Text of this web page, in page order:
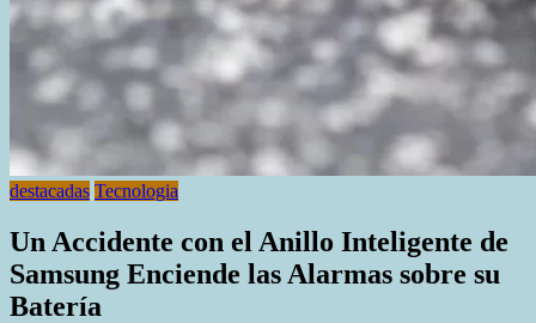
destacadas Tecnologia
Un Accidente con el Anillo Inteligente de
Samsung Enciende las Alarmas sobre su
Batería